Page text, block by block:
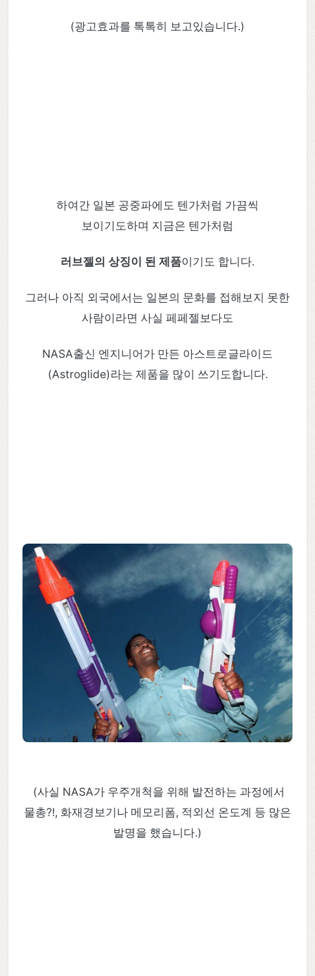
(광고효과를 톡톡히 보고있습니다.)
하여간 일본 공중파에도 텐가처럼 가끔씩
보이기도하며 지금은 텐가처럼
러브젤의 상징이 된 제품이기도 합니다.
그러나 아직 외국에서는 일본의 문화를 접해보지 못한
사람이라면 사실 페페젤보다도
NASA출신 엔지니어가 만든 아스트로글라이드
(Astroglide)라는 제품을 많이 쓰기도합니다.
(사실 NASA가 우주개척을 위해 발전하는 과정에서
물총?!, 화재경보기나 메모리폼, 적외선 온도계 등 많은
발명을 했습니다.)